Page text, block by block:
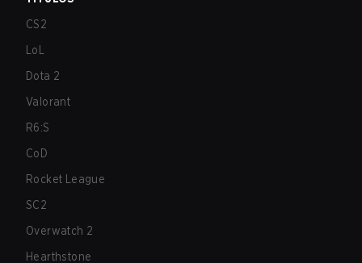
CS2
LoL
Dota 2
Valorant
R6:S
CoD
Rocket League
SC2
Overwatch 2
Hearthstone